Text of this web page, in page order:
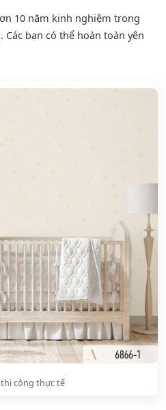
10 năm kinh nghiệm trong
bạn có thể hoàn toàn yên
công thực tế